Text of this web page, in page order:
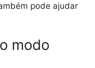
pode ajudar
modo